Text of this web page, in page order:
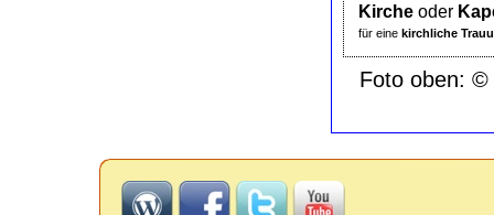
Kirche oder
für eine kirchliche
Foto oben: ©